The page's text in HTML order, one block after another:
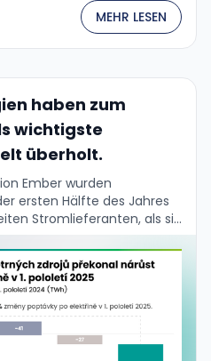
MEHR LESEN
haben zum
wichtigste
überholt.
Ember wurden
ersten Hälfte des Jahres
Stromlieferanten, als sie
Kohle überholten.